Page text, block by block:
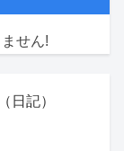
せん!
日記）